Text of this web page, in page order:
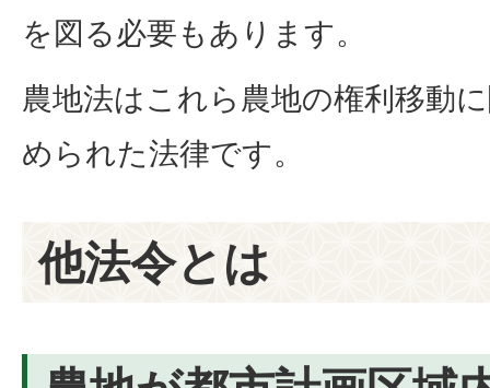
を図る必要もあります。
農地法はこれら農地の権利移動
められた法律です。
他法令とは